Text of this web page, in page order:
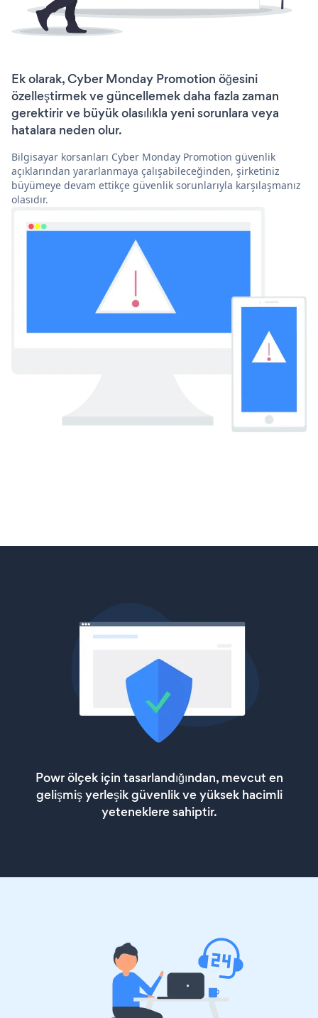
Ek olarak, Cyber Monday Promotion öğesini
özelleştirmek ve güncellemek daha fazla zaman
gerektirir ve büyük olasılıkla yeni sorunlara veya
hatalara neden olur.
Bilgisayar korsanları Cyber Monday Promotion güvenlik
açıklarından yararlanmaya çalışabileceğinden, şirketiniz
büyümeye devam ettikçe güvenlik sorunlarıyla karşılaşmanız
olasıdır.
Powr ölçek için tasarlandığından, mevcut en
gelişmiş yerleşik güvenlik ve yüksek hacimli
yeteneklere sahiptir.